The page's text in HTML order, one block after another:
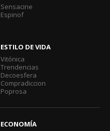
Sensacine
Espinof
ESTILO DE VIDA
Vitónica
Trendencias
Decoesfera
Compradiccion
Poprosa
ECONOMÍA